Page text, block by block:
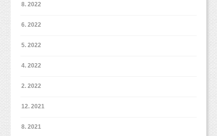
8. 2022
6. 2022
5. 2022
4. 2022
2. 2022
12. 2021
8. 2021